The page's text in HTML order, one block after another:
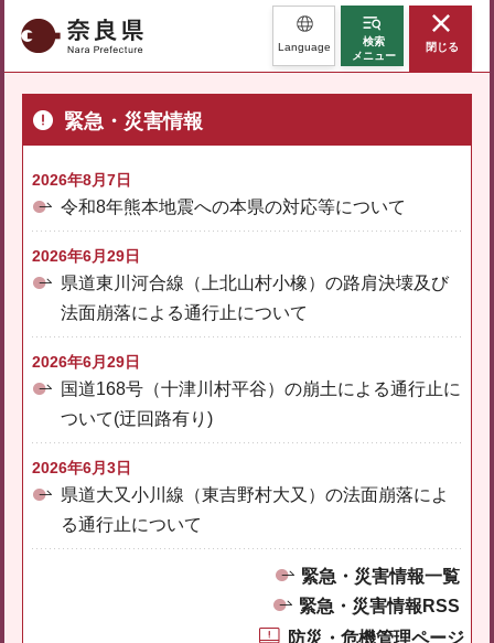
奈良県 Language
検索
メニュー
閉じる
緊急・災害情報
2026年8月7日
令和8年熊本地震への本県の対応等について
2026年6月29日
県道東川河合線（上北山村小橡）の路肩決壊及び
法面崩落による通行止について
2026年6月29日
国道168号（十津川村平谷）の崩土による通行止に
ついて(迂回路有り)
2026年6月3日
県道大又小川線（東吉野村大又）の法面崩落によ
る通行止について
緊急・災害情報一覧
緊急・災害情報RSS
防災・危機管理ページ